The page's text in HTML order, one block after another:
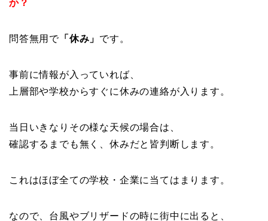
か？
問答無用で 「休み」 です。
事前に情報が入っていれば、
上層部や学校からすぐに休みの連絡が入ります。
当日いきなりその様な天候の場合は、
確認するまでも無く、休みだと皆判断します。
これはほぼ全ての学校・企業に当てはまります。
なので、台風やブリザードの時に街中に出ると、